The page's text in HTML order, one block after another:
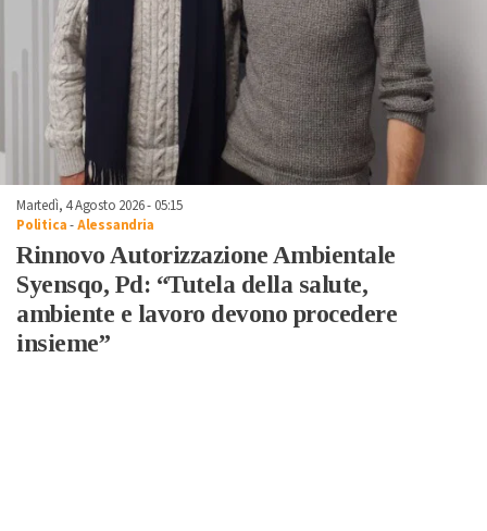
Martedì, 4 Agosto 2026 - 05:15
Politica-Alessandria
Rinnovo Autorizzazione Ambientale
Syensqo, Pd: “Tutela della salute,
ambiente e lavoro devono procedere
insieme”